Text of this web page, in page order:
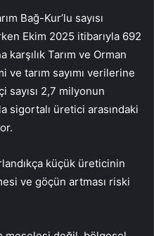
Bağ-Kur’lu sayısı
Ekim 2025 itibarıyla 692
Tarım ve Orman
ve tarım sayımı verilerine
sayısı 2,7 milyonun
sigortalı üretici arasındaki
küçük üreticinin
ve göçün artması riski